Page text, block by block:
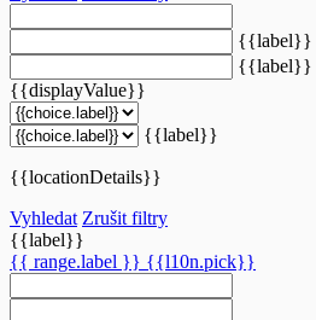
{{label}}
{{label}}
{{displayValue}}
{{label}}
{{locationDetails}}
Vyhledat Zrušit filtry
{{label}}
{{ range.label }} {{l10n.pick}}